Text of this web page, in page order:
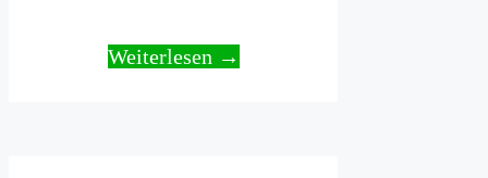
Weiterlesen →